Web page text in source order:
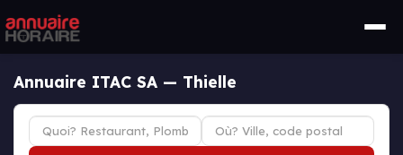
Annuaire ITAC SA — Thielle